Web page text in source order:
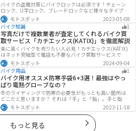
バイクの盗難対策にバイクロックは必須です！チェーン
ロック、U字ロック、ブレードロックなど様々なタイプが
あるので自分の用途に合った使いやすいものを選びまし
ょう。この記事ではバイクロックの種類と特徴、それぞ
れ最強の商品を紹介します。
モトスポット
2023-05-08
バイク知識
1
写真だけで複数業者が査定してくれるバイク買
取サービス「カチエックス(KATIX)」を徹底解説
楽に高くバイクを売りたい人必見！カチエックス(KATIX)
はネット完結型で電話も不要なバイク買取サービスで
す。バイク情報と写真を登録するだけで、複数のバイク
業者がオークション形式で価格を競い合ってくれるの
で、何もせず最高値でバイクを売ることができます。
モトスポット
2024-09-04
バイク用品
1
バイク用オススメ防寒手袋6+3選！最強はやっ
ぱり電熱グローブなの？
冬のライディングで防寒の必要性がもっとも高い箇所は
どこだと思いますか？ それは「手」と「指」。手と指が
冷えてしまうと、防寒ジャケットをいくら着込んでも寒
さから逃れることはできません。そんな防寒の要となる
オススメ防寒手袋を紹介します。
モトスポット 2023-11-18
もっと見る